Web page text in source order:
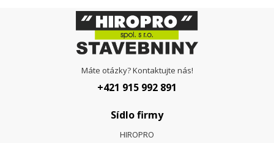
Máte otázky? Kontaktujte nás!
+421 915 992 891
Sídlo firmy
HIROPRO